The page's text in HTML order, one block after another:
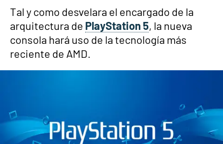
Tal y como desvelara el encargado de la
arquitectura de PlayStation 5, la nueva
consola hará uso de la tecnología más
reciente de AMD.